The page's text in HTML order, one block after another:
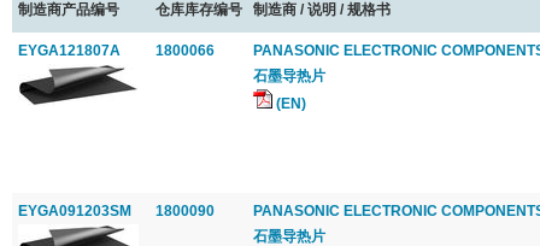
制造商产品编号 仓库库存编号 制造商 / 说明 / 规格书
EYGA121807A 1800066
PANASONIC ELECTRONIC
石墨导热片
(EN)
EYGA091203SM 1800090
PANASONIC ELECTRONIC
石墨导热片